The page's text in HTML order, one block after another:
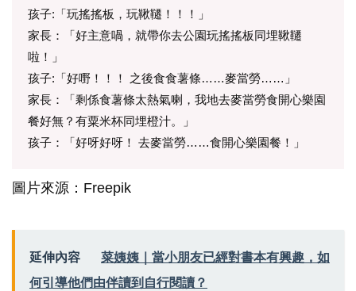
孩子:「玩搖搖板，玩鞦韆！！！」
家長：「好主意喎，就帶你去公園玩搖搖板同埋鞦韆
啦！」
孩子:「好嘢！！！ 之後食食薯條……麥當勞……」
家長：「剩係食薯條太熱氣喇，我地去麥當勞食開心樂園
餐好無？有粟米杯同埋橙汁。」
孩子：「好呀好呀！ 去麥當勞……食開心樂園餐！」
圖片來源：Freepik
延伸內容
菜姨姨｜當小朋友已經對書本有興趣，如
何引導他們由伴讀到自行閱讀？